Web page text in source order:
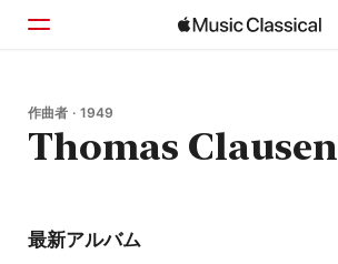
ホーム
見つける
作曲者 · 1949
Thomas Clausen
最新アルバム